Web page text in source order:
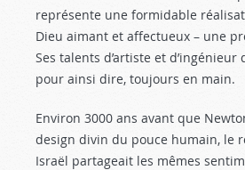
représente une formidable
Dieu aimant et affectueux – une
Ses talents d’artiste et d’ingénieur
pour ainsi dire, toujours en main.
Environ 3000 ans avant que
design divin du pouce humain, le
Israël partageait les mêmes